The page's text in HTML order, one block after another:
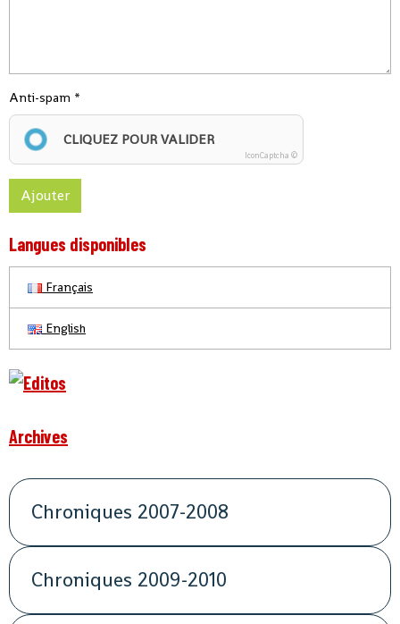
Anti-spam
CLIQUEZ POUR VALIDER
IconCaptcha ©
Ajouter
Langues disponibles
Français
English
Archives
Chroniques 2007-2008
Chroniques 2009-2010